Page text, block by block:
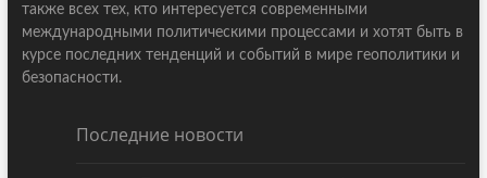
также всех тех, кто интересуется современными
международными политическими процессами и хотят быть в
курсе последних тенденций и событий в мире геополитики и
безопасности.
Последние новости